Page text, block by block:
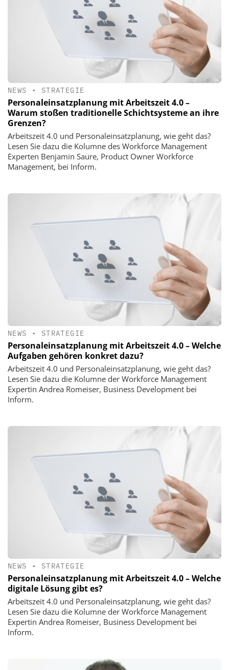
NEWS • STRATEGIE
Personaleinsatzplanung mit Arbeitszeit 4.0 –
Warum stoßen traditionelle Schichtsysteme an ihre
Grenzen?
Arbeitszeit 4.0 und Personaleinsatzplanung, wie geht das?
Lesen Sie dazu die Kolumne des Workforce Management
Experten Benjamin Saure, Product Owner Workforce
Management, bei Inform.
NEWS • STRATEGIE
Personaleinsatzplanung mit Arbeitszeit 4.0 – Welche
Aufgaben gehören konkret dazu?
Arbeitszeit 4.0 und Personaleinsatzplanung, wie geht das?
Lesen Sie dazu die Kolumne der Workforce Management
Expertin Andrea Romeiser, Business Development bei
Inform.
NEWS • STRATEGIE
Personaleinsatzplanung mit Arbeitszeit 4.0 – Welche
digitale Lösung gibt es?
Arbeitszeit 4.0 und Personaleinsatzplanung, wie geht das?
Lesen Sie dazu die Kolumne der Workforce Management
Expertin Andrea Romeiser, Business Development bei
Inform.